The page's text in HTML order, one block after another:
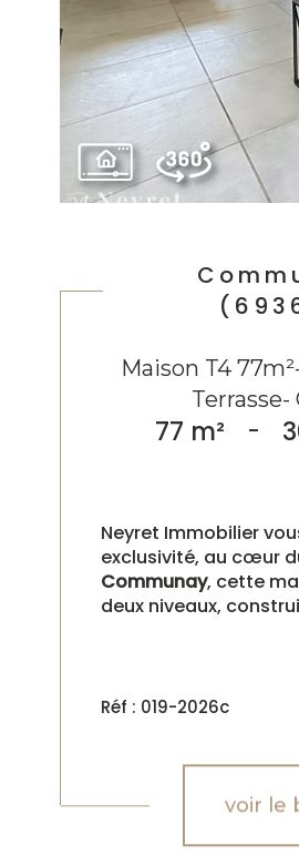
Maison T4
Terrasse-
77 m² -
Neyret Immobilier
exclusivité, au cœur
Communay, cette
deux niveaux,
Réf : 019-2026c
voir le